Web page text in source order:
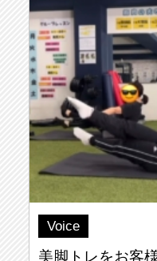
Voice
美脚トレをお客